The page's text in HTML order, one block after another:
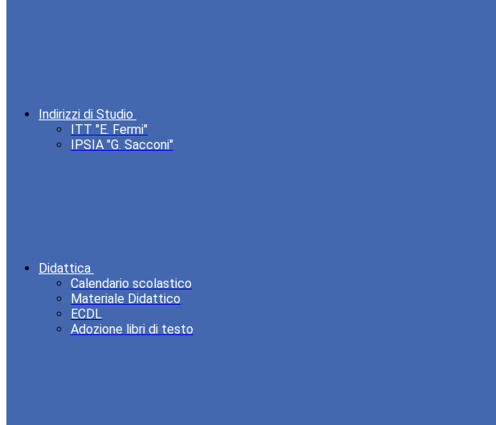
Indirizzi di Studio
ITT "E. Fermi"
IPSIA "G. Sacconi"
Didattica
Calendario scolastico
Materiale Didattico
ECDL
Adozione libri di testo